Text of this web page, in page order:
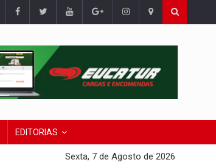
EDITORIAS
Sexta, 7 de Agosto de 2026